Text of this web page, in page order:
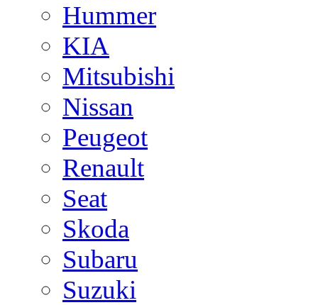
Hummer
KIA
Mitsubishi
Nissan
Peugeot
Renault
Seat
Skoda
Subaru
Suzuki